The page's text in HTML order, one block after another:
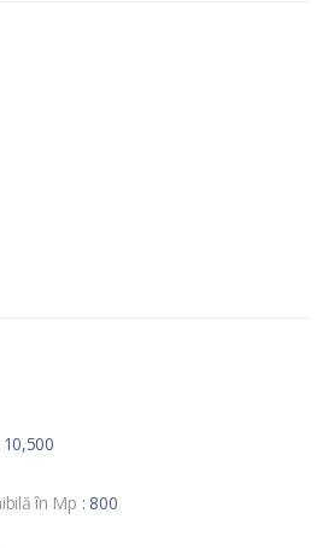
10,500
în Mp : 800